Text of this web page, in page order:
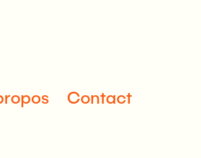
Contact